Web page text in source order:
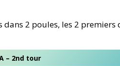
2 poules, les 2 premiers
– 2nd tour